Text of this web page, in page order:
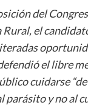
del
Rural, el
el libre
cuidarse
parásito y no al